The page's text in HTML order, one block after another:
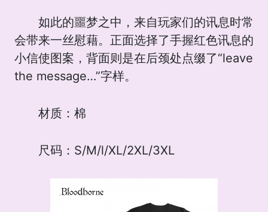
如此的噩梦之中，来自玩家们的讯息时常
会带来一丝慰藉。正面选择了手握红色讯息的
小信使图案，背面则是在后颈处点缀了“leave
the message…”字样。
材质：棉
尺码：S/M/l/XL/2XL/3XL